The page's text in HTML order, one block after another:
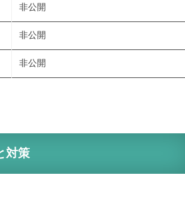
非公開
非公開
非公開
対策